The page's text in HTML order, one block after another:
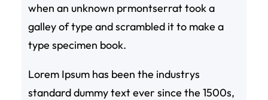
when an unknown prmontserrat took a
galley of type and scrambled it to make a
type specimen book.
Lorem Ipsum has been the industrys
standard dummy text ever since the 1500s,